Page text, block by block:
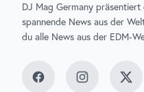
DJ Mag Germany
spannende News aus der
du alle News aus der EDM-
FacebookInstagram